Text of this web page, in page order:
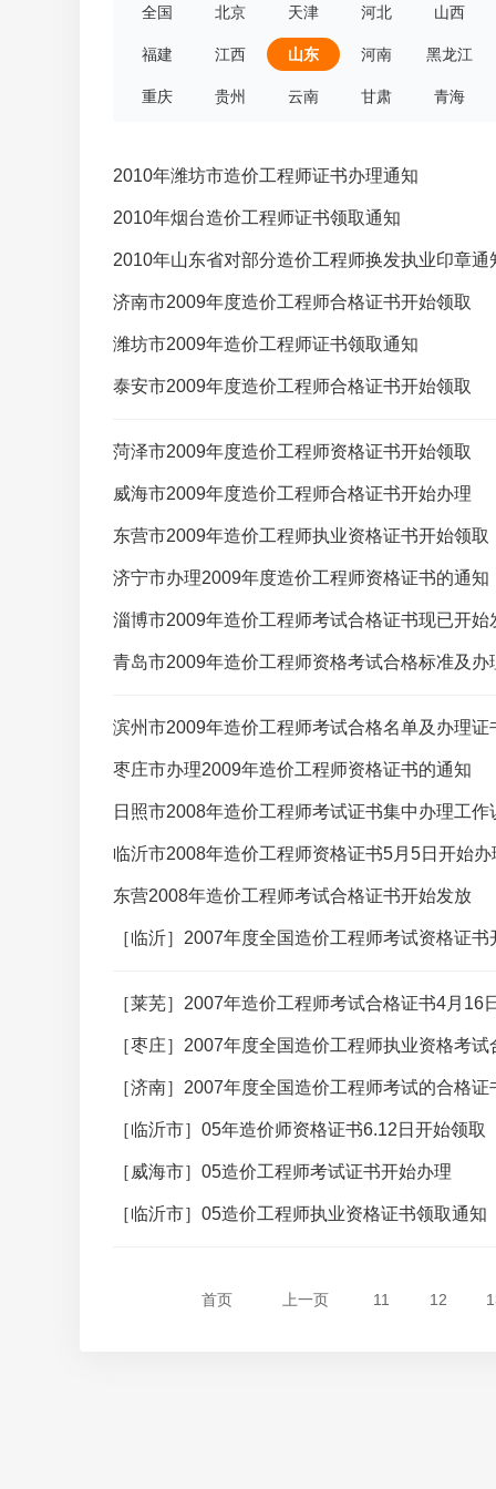
全国 北京 天津 河北 山西
福建 江西 山东 河南 黑龙江
重庆 贵州 云南 甘肃 青海
2010年潍坊市造价工程师证书办理通知
2010年烟台造价工程师证书领取通知
2010年山东省对部分造价工程师换发执业印章通
济南市2009年度造价工程师合格证书开始领取
潍坊市2009年造价工程师证书领取通知
泰安市2009年度造价工程师合格证书开始领取
菏泽市2009年度造价工程师资格证书开始领取
威海市2009年度造价工程师合格证书开始办理
东营市2009年造价工程师执业资格证书开始领取
济宁市办理2009年度造价工程师资格证书的通知
淄博市2009年造价工程师考试合格证书现已开始
青岛市2009年造价工程师资格考试合格标准及办
滨州市2009年造价工程师考试合格名单及办理证
枣庄市办理2009年造价工程师资格证书的通知
日照市2008年造价工程师考试证书集中办理工作
临沂市2008年造价工程师资格证书5月5日开始办
东营2008年造价工程师考试合格证书开始发放
［临沂］2007年度全国造价工程师考试资格证书
［莱芜］2007年造价工程师考试合格证书4月16
［枣庄］2007年度全国造价工程师执业资格考
［济南］2007年度全国造价工程师考试的合格证
［临沂市］05年造价师资格证书6.12日开始领取
［威海市］05造价工程师考试证书开始办理
［临沂市］05造价工程师执业资格证书领取通知
首页 上一页 11 12